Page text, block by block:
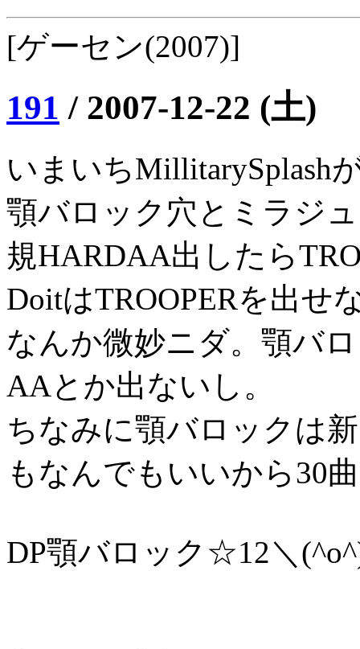
[ゲーセン(2007)]
191 / 2007-12-22 (土)
いまいちMillitarySplash
顎バロック穴とミラジ
規HARDAA出したら
DoitはTROOPERを出せ
なんか微妙ニダ。顎バ
AAとか出ないし。
ちなみに顎バロックは
もなんでもいいから30
DP顎バロック☆12＼